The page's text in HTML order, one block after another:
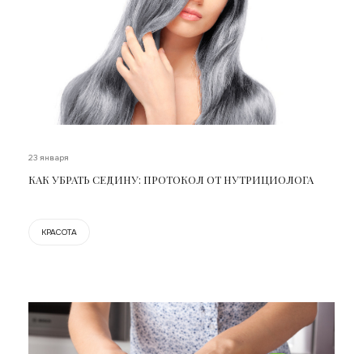
23 января
КАК УБРАТЬ СЕДИНУ: ПРОТОКОЛ ОТ НУТРИЦИОЛОГА
КРАСОТА